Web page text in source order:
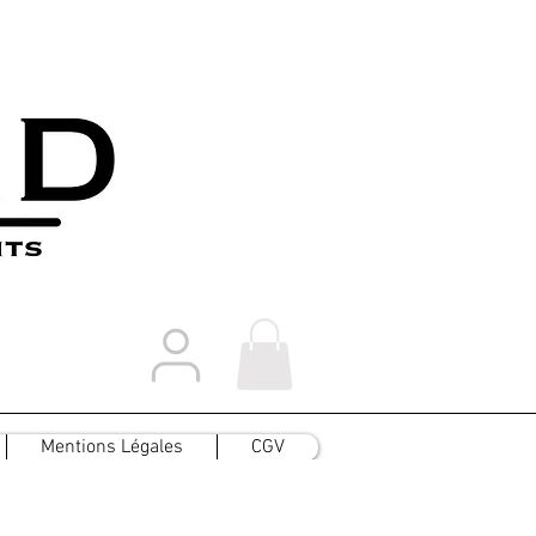
Mentions Légales CGV